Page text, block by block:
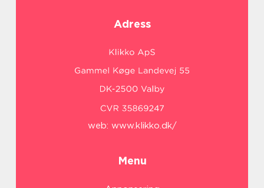
Adress
web: www.klikko.dk/
Menu